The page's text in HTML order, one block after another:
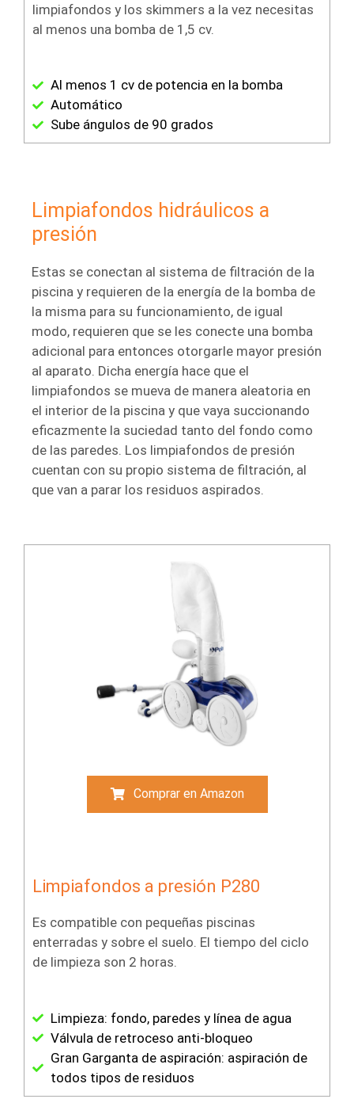
limpiafondos y los skimmers a la vez necesitas
al menos una bomba de 1,5 cv.
Al menos 1 cv de potencia en la bomba
Automático
Sube ángulos de 90 grados
Limpiafondos hidráulicos a
presión
Estas se conectan al sistema de filtración de la
piscina y requieren de la energía de la bomba de
la misma para su funcionamiento, de igual
modo, requieren que se les conecte una bomba
adicional para entonces otorgarle mayor presión
al aparato. Dicha energía hace que el
limpiafondos se mueva de manera aleatoria en
el interior de la piscina y que vaya succionando
eficazmente la suciedad tanto del fondo como
de las paredes. Los limpiafondos de presión
cuentan con su propio sistema de filtración, al
que van a parar los residuos aspirados.
Comprar en Amazon
Limpiafondos a presión P280
Es compatible con pequeñas piscinas
enterradas y sobre el suelo. El tiempo del ciclo
de limpieza son 2 horas.
Limpieza: fondo, paredes y línea de agua
Válvula de retroceso anti-bloqueo
Gran Garganta de aspiración: aspiración de
todos tipos de residuos